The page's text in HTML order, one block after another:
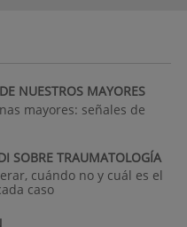
NUESTROS MAYORES
mayores: señales de
SOBRE TRAUMATOLOGÍA
cuándo no y cuál es el
caso